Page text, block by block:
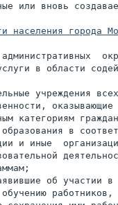
или вновь
населения города